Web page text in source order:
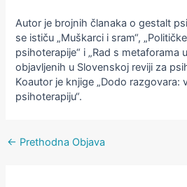
Autor je brojnih članaka o gestalt
se ističu „Muškarci i sram“,
psihoterapije“ i „Rad s metaforama
objavljenih u Slovenskoj reviji za
Koautor je knjige „Dodo razgovara:
psihoterapiju“.
← Prethodna Objava